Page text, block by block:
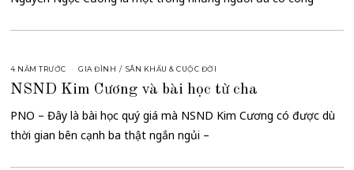
4 NĂM TRƯỚC GIA ĐÌNH / SÂN KHẤU & CUỘC ĐỜI
NSND Kim Cương và bài học từ cha
PNO – Đây là bài học quý giá mà NSND Kim Cương có được dù
thời gian bên cạnh ba thật ngắn ngủi –